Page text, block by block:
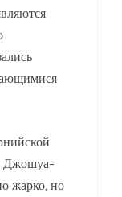
Джошуа-
жарко, но